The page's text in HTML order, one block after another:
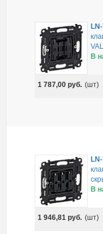
В
1 787,00 руб. (шт)
В
1 946,81 руб. (шт)